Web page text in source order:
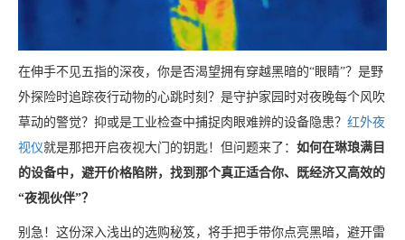
在伸手不见五指的深夜，你是否渴望拥有穿越黑暗的“眼睛”？是野
外探险时追踪夜行动物的心跳时刻？是守护家园时对夜晚每个风吹
草动的警觉？抑或是工业检查中捕捉肉眼难辨的设备隐患？ 红外夜
视仪就是那把开启夜视大门的钥匙！但问题来了： 如何在琳琅满目
的设备中，避开价格陷阱，找到那个真正适合你、既经济又高效的
“夜视伙伴”？
别急！这份深入浅出的选购秘笈，将手把手带你点亮黑暗，避开雷